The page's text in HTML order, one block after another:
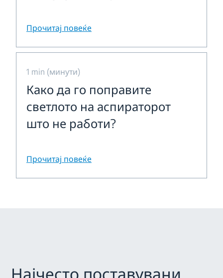
Прочитај повеќе
1 min (минути)
Како да го поправите
светлото на аспираторот
што не работи?
Прочитај повеќе
Најчесто поставувани